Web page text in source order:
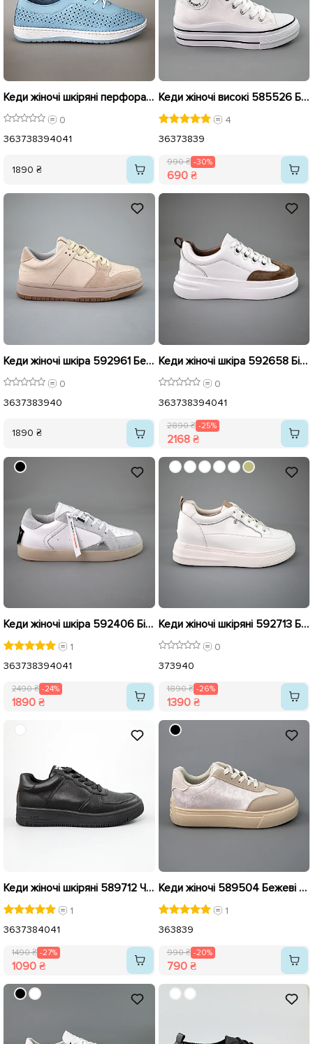
Кеди жіночі шкіряні перфорація 594311 Блакитні
0
363738394041
1890 ₴
Кеди жіночі високі 585526 Білі розпродаж
4
36373839
990 ₴ -30%
690 ₴
Кеди жіночі шкіра 592961 Бежеві
0
3637383940
1890 ₴
Кеди жіночі шкіра 592658 Білі розпродаж
0
363738394041
2890 ₴ -25%
2168 ₴
Кеди жіночі шкіра 592406 Білі сірі розпродаж
1
363738394041
2490 ₴ -24%
1890 ₴
Кеди жіночі шкіряні 592713 Білі розпродаж
0
373940
1890 ₴ -26%
1390 ₴
Кеди жіночі шкіряні 589712 Чорні розпродаж
1
3637384041
1490 ₴ -27%
1090 ₴
Кеди жіночі 589504 Бежеві розпродаж
1
363839
990 ₴ -20%
790 ₴